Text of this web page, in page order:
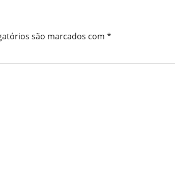
são marcados com *